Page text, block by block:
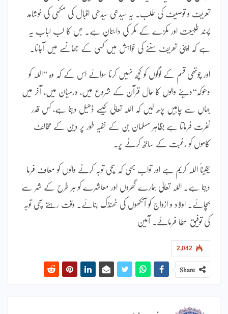
تعریف و توصیف کی طلب۔ یہ سیدھی سیدھی اقبال کی مکھی کی خوشامد
پسند طبیعت اور مکڑے کے مکر کی داستان ہے۔ جس کا لب لباب یہ
ہے کہ اپنی تعریف سننے کی خواہش میں کسی کے جھانسے میں آجانا۔
اور چوتھی قسم کے لوگوں کو کچھ نہیں کرنا سوائے اس کے کہ وہ ’’اللہ کو
دھوکہ‘‘دینے والوں کا حال قرآن کے شروع میں، درمیان میں، آخر میں
جہاں سے چاہیں پڑھ لیں کہ اللہ تعالیٰ کیسے ڈھیل دیتا ہے، کس قدر
نفرت فرماتا ہے بظاہر مسلمان بن کے خفیہ طور پر دین کے مخالف
کاموں کو رغبت کے ساتھ کرنے پر۔
یقیناً اللہ کریم ہے اور تواب بھی کہ سچی توبہ کرنے والوں کو معاف فرما
دیتا ہے۔ اللہ تعالیٰ ہمارے گھروں اور معاشرے کو ہر طرح کے شر سے
بچائے۔ اولاد و ازواج کو آنکھوں کی ٹھنڈک بنائے۔ وقت رہتے سچی توبہ
کی توفیق عطا فرمائے۔ آمین
2,042
Share